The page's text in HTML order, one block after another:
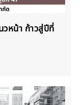
หน้า ก้าวสู่ปีที่